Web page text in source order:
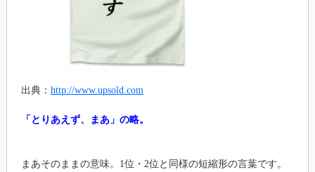
出典： http://www.upsold.com
「とりあえず、まあ」の略。
まあそのままの意味。1位・2位と同様の短縮形の言葉です。